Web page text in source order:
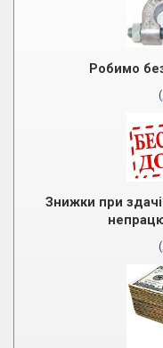
Робимо
Знижки при